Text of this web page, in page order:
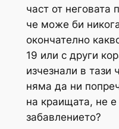
част от неговата
че може би
окончателно
19 или с други
изчезнали в тази
няма да ни
на краищата, не е
забавлението?